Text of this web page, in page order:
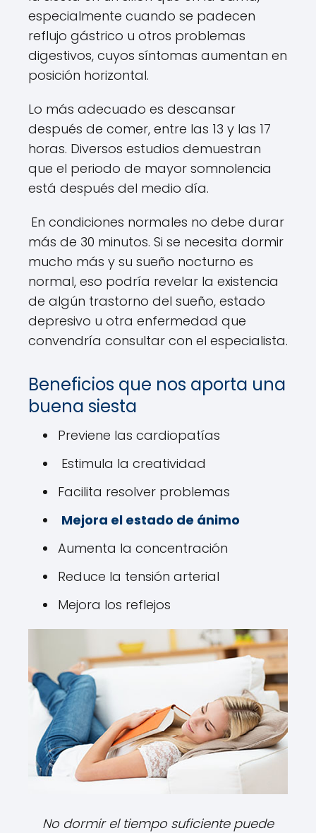
especialmente cuando se padecen
reflujo gástrico u otros problemas
digestivos, cuyos síntomas aumentan en
posición horizontal.
Lo más adecuado es descansar
después de comer, entre las 13 y las 17
horas. Diversos estudios demuestran
que el periodo de mayor somnolencia
está después del medio día.
En condiciones normales no debe durar
más de 30 minutos. Si se necesita dormir
mucho más y su sueño nocturno es
normal, eso podría revelar la existencia
de algún trastorno del sueño, estado
depresivo u otra enfermedad que
convendría consultar con el especialista.
Beneficios que nos aporta una
buena siesta
Previene las cardiopatías
Estimula la creatividad
Facilita resolver problemas
Mejora el estado de ánimo
Aumenta la concentración
Reduce la tensión arterial
Mejora los reflejos
No dormir el tiempo suficiente puede